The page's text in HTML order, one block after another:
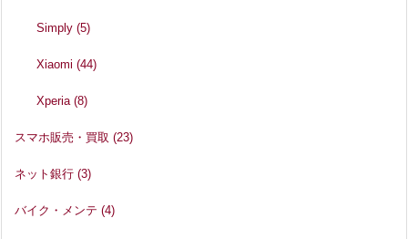
Simply(5)
Xiaomi(44)
Xperia(8)
スマホ販売・買取 (23)
ネット銀行 (3)
バイク・メンテ (4)